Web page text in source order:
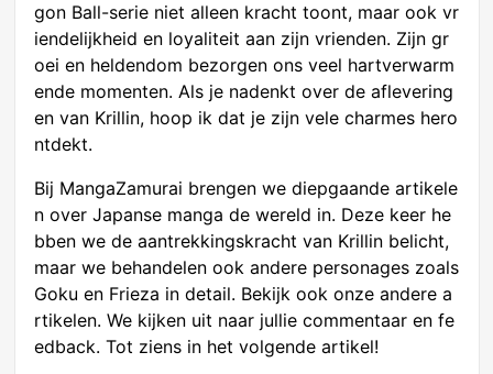
gon Ball-serie niet alleen kracht toont, maar ook vr
iendelijkheid en loyaliteit aan zijn vrienden. Zijn gr
oei en heldendom bezorgen ons veel hartverwarm
ende momenten. Als je nadenkt over de aflevering
en van Krillin, hoop ik dat je zijn vele charmes hero
ntdekt.
Bij MangaZamurai brengen we diepgaande artikele
n over Japanse manga de wereld in. Deze keer he
bben we de aantrekkingskracht van Krillin belicht,
maar we behandelen ook andere personages zoals
Goku en Frieza in detail. Bekijk ook onze andere a
rtikelen. We kijken uit naar jullie commentaar en fe
edback. Tot ziens in het volgende artikel!